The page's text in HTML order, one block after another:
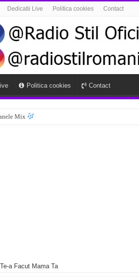
Dedicatii Live Politica cookies Contact
Politica cookies Contact
Mix
a Facut Mama Ta